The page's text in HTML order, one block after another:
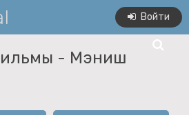
Войти
- Мэниш